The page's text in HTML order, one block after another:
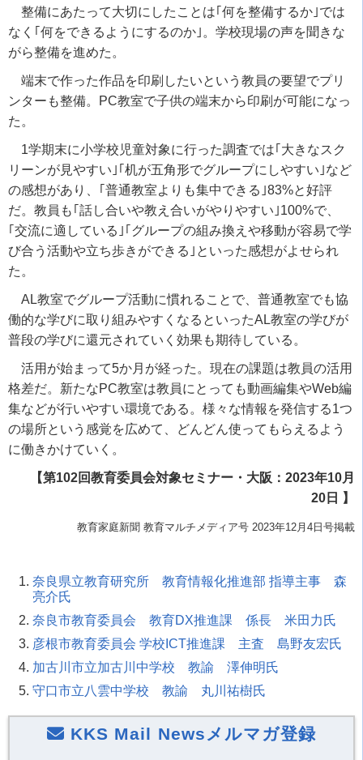
整備にあたって大切にしたことは｢何を整備するか｣では
なく｢何をできるようにするのか｣。学校現場の声を聞きな
がら整備を進めた。
端末で作った作品を印刷したいという教員の要望でプリ
ンターも整備。
PC教室で子供の端末から印刷が可能になっ
た。
1学期末に小学校児童対象に行った調査では｢大きなスク
リーンが見やすい｣｢机が五角形でグループにしやすい｣など
の感想があり、｢普通教室よりも集中できる｣83%と好評
だ。教員も｢話し合いや教え合いがやりやすい｣100%で、
｢交流に適している｣｢グループの組み換えや移動が容易で学
び合う活動や立ち歩きができる｣といった感想がよせられ
た。
AL教室でグループ活動に慣れることで、普通教室でも協
働的な学びに取り組みやすくなるといったAL教室の学びが
普段の学びに還元されていく効果も期待している。
活用が始まって5か月が経った。現在の課題は教員の活用
格差だ。新たなPC教室は教員にとっても動画編集やWeb編
集などが行いやすい環境である。様々な情報を発信する1つ
の場所という感覚を広めて、どんどん使ってもらえるよう
に働きかけていく。
【第102回教育委員会対象セミナー・大阪：2023年10月
20日 】
教育家庭新聞 教育マルチメディア号 2023年12月4日号掲載
奈良県立教育研究所 教育情報化推進部 指導主事 森
亮介氏
奈良市教育委員会 教育DX推進課 係長 米田力氏
彦根市教育委員会 学校ICT推進課 主査 島野友宏氏
加古川市立加古川中学校 教諭 澤伸明氏
守口市立八雲中学校 教諭 丸川祐樹氏
KKS Mail Newsメルマガ登録